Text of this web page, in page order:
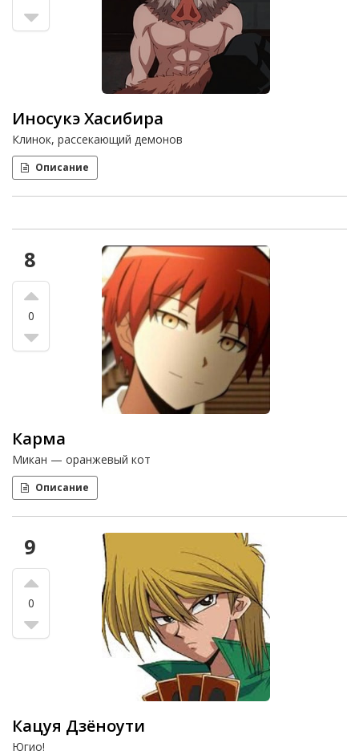
Иносукэ Хасибира
Клинок, рассекающий демонов
Описание
8
0
Карма
Микан — оранжевый кот
Описание
9
0
Кацуя Дзёноути
Югио!